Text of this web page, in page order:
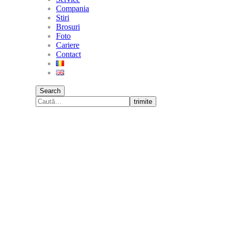
Compania
Stiri
Brosuri
Foto
Cariere
Contact
Search
trimite